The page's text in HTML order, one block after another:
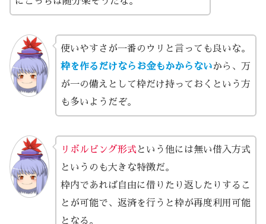
使いやすさが一番のウリと言っても良いな。
枠を作るだけならお金もかからないから、万
が一の備えとして枠だけ持っておくという方
も多いようだぞ。
リボルビング形式 という他には無い借入方式
というのも大きな特徴だ。
枠内であれば自由に借りたり返したりするこ
とが可能で、返済を行うと枠が再度利用可能
となる。